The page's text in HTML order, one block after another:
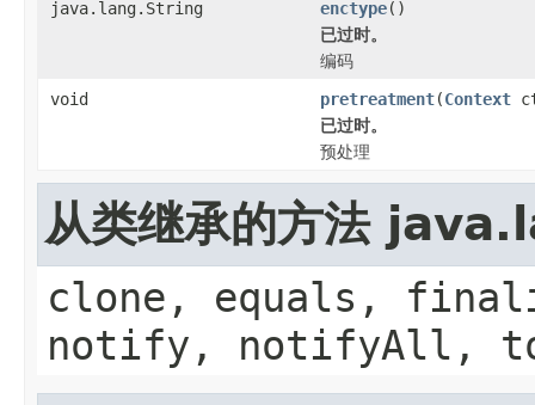
java.lang.String
enctype()
已过时。
编码
void
pretreatment(Context
已过时。
预处理
从类继承的方法
clone, equals,
notify, notifyAll,